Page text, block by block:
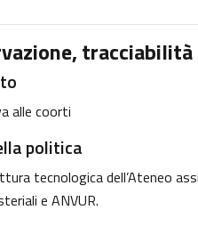
alle coorti
politica
tecnologica dell’Ateneo
e ANVUR.